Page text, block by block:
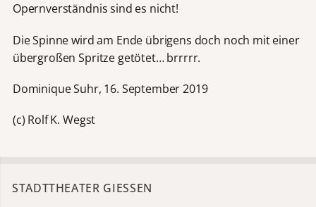
Opernverständnis sind es nicht!
Die Spinne wird am Ende übrigens doch noch mit einer
übergroßen Spritze getötet… brrrrr.
Dominique Suhr, 16. September 2019
(c) Rolf K. Wegst
STADTTHEATER GIESSEN